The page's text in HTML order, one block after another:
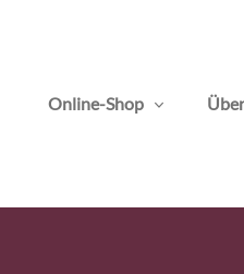
Online-Shop